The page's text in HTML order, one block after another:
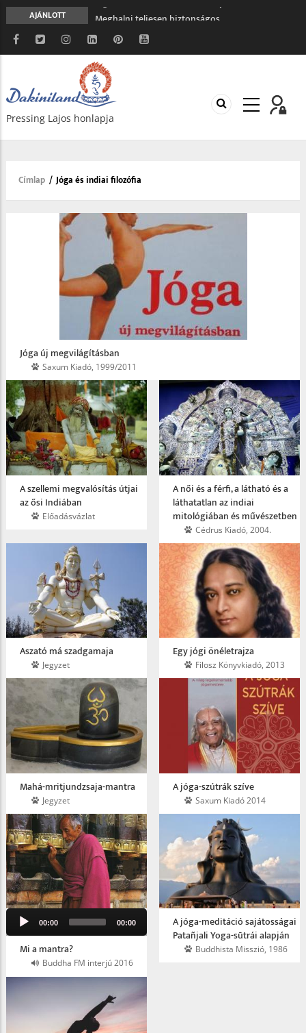
AJÁNLOTT
Meghalni teljesen biztonságos
Minden más, mint aminek látszik
Vég nélküli leborulás
Hét gyönyör
A gondolatok átalakításának nyolc versszaka
Pressing Lajos honlapja
Morzsa
Címlap / Jóga és indiai filozófia
Jóga új megvilágításban
Saxum Kiadó, 1999/2011
A szellemi megvalósítás útjai
az ősi Indiában
Előadásvázlat
A női és a férfi, a látható és a
láthatatlan az indiai
mitológiában és művészetben
Cédrus Kiadó, 2004.
Aszató má szadgamaja
Jegyzet
Egy jógi önéletrajza
Filosz Könyvkiadó, 2013
Mahá-mritjundzsaja-mantra
Jegyzet
A jóga-szútrák szíve
Saxum Kiadó 2014
Audio
Player
00:00 00:00
Mi a mantra?
Buddha FM interjú 2016
A jóga-meditáció sajátosságai
Patañjali Yoga-sūtrái alapján
Buddhista Misszió, 1986